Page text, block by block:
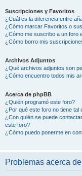
Suscripciones y Favoritos
¿Cuál es la diferencia entre
¿Cómo marcar Favoritos o
¿Cómo me suscribo a un foro
¿Cómo borro mis
Archivos Adjuntos
¿Qué archivos adjuntos son
¿Cómo encuentro todos mis
Acerca de phpBB
¿Quién programó este foro?
¿Por qué este foro no tiene tal
¿Con quién se puede
este foro?
¿Cómo puedo ponerme en
Problemas acerca